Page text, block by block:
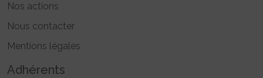
Nos actions
Nous contacter
Mentions légales
Adhérents